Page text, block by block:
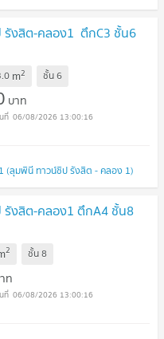
รังสิต-คลอง1 ตึกC3 ชั้น6
m2 ชั้น6
บาท
06/08/2026 13:00:16
(ลุมพินี ทาวน์ชิป รังสิต - คลอง 1)
รังสิต-คลอง1 ตึกA4 ชั้น8
2 ชั้น8
ท
06/08/2026 13:00:16